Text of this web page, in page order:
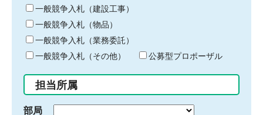
キ
ー
ワ
ー
ド
入
力
一般競争入札（建設工事）
一般競争入札（物品）
一般競争入札（業務委託）
一般競争入札（その他）
公募型プロポーザル
担当所属
部局